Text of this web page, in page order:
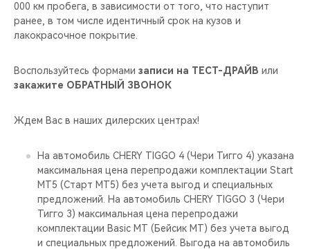
000 км пробега, в зависимости от того, что наступит
ранее, в том числе идентичный срок на кузов и
лакокрасочное покрытие.
Воспользуйтесь формами записи на ТЕСТ-ДРАЙВ или
закажите ОБРАТНЫЙ ЗВОНОК
Ждем Вас в наших дилерских центрах!
На автомобиль CHERY TIGGO 4 (Чери Тигго 4) указана
максимальная цена перепродажи комплектации Start
MT5 (Старт МТ5) без учета выгод и специальных
предложений. На автомобиль CHERY TIGGO 3 (Чери
Тигго 3) максимальная цена перепродажи
комплектации Basic MT (Бейсик МТ) без учета выгод
и специальных предложений. Выгода на автомобиль